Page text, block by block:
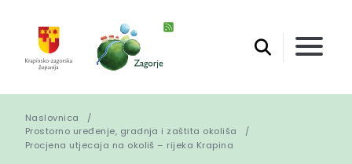
Naslovnica
Prostorno uređenje, gradnja i zaštita okoliša
Procjena utjecaja na okoliš – rijeka Krapina